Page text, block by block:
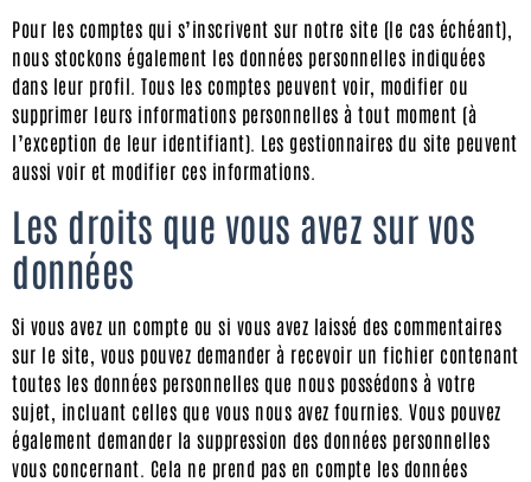
Pour les comptes qui s’inscrivent sur notre site (le cas échéant),
nous stockons également les données personnelles indiquées
dans leur profil. Tous les comptes peuvent voir, modifier ou
supprimer leurs informations personnelles à tout moment (à
l’exception de leur identifiant). Les gestionnaires du site peuvent
aussi voir et modifier ces informations.
Les droits que vous avez sur vos
données
Si vous avez un compte ou si vous avez laissé des commentaires
sur le site, vous pouvez demander à recevoir un fichier contenant
toutes les données personnelles que nous possédons à votre
sujet, incluant celles que vous nous avez fournies. Vous pouvez
également demander la suppression des données personnelles
vous concernant. Cela ne prend pas en compte les données